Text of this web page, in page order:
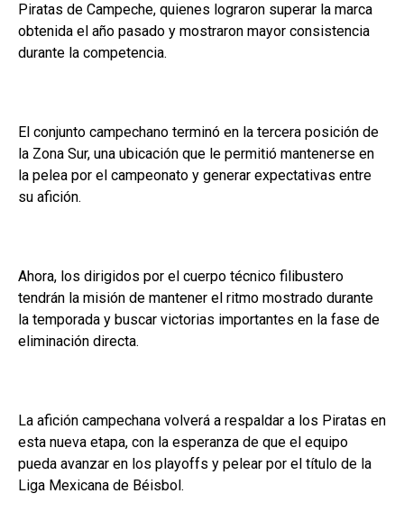
Piratas de Campeche, quienes lograron superar la marca
obtenida el año pasado y mostraron mayor consistencia
durante la competencia.
El conjunto campechano terminó en la tercera posición de
la Zona Sur, una ubicación que le permitió mantenerse en
la pelea por el campeonato y generar expectativas entre
su afición.
Ahora, los dirigidos por el cuerpo técnico filibustero
tendrán la misión de mantener el ritmo mostrado durante
la temporada y buscar victorias importantes en la fase de
eliminación directa.
La afición campechana volverá a respaldar a los Piratas en
esta nueva etapa, con la esperanza de que el equipo
pueda avanzar en los playoffs y pelear por el título de la
Liga Mexicana de Béisbol.